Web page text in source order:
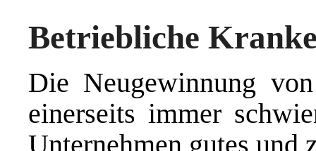
Betriebliche
Die Neugewinnung
einerseits immer
Unternehmen gutes und